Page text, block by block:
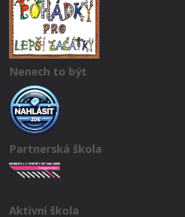
Nenech to být
Partnerská škola
Aktivní škola